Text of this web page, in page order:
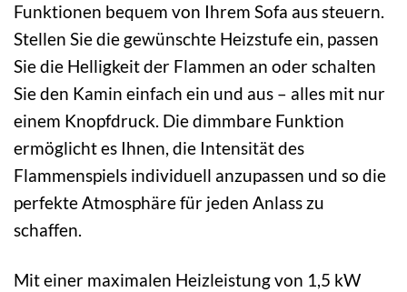
Funktionen bequem von Ihrem Sofa aus steuern.
Stellen Sie die gewünschte Heizstufe ein, passen
Sie die Helligkeit der Flammen an oder schalten
Sie den Kamin einfach ein und aus – alles mit nur
einem Knopfdruck. Die dimmbare Funktion
ermöglicht es Ihnen, die Intensität des
Flammenspiels individuell anzupassen und so die
perfekte Atmosphäre für jeden Anlass zu
schaffen.
Mit einer maximalen Heizleistung von 1,5 kW